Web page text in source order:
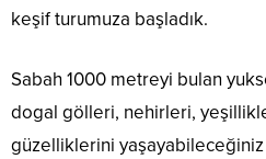
keşif turumuza başladık.
Sabah 1000 metreyi bulan
dogal gölleri, nehirleri,
güzelliklerini